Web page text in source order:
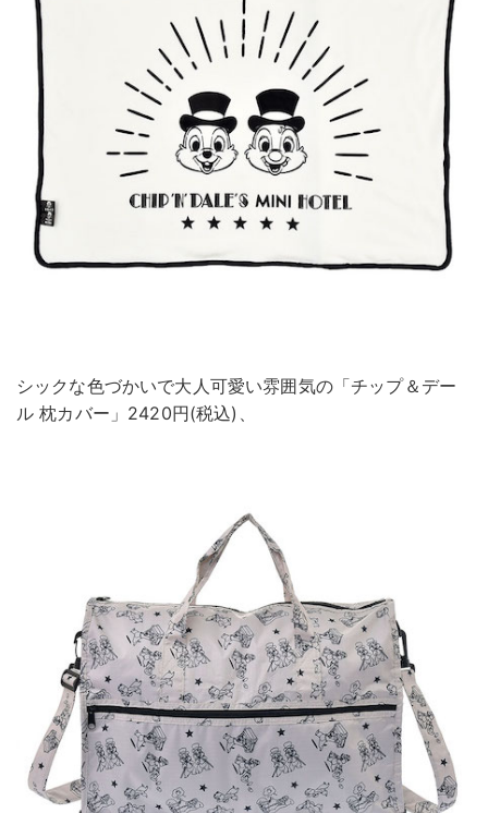
シックな色づかいで大人可愛い雰囲気の「チップ＆デー
ル 枕カバー」2420円(税込)、